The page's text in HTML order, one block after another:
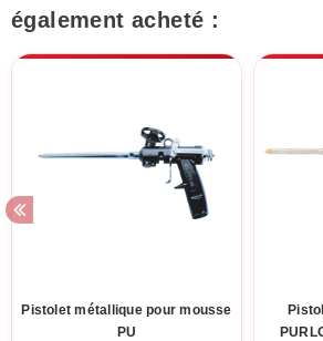
également acheté :
Pistolet métallique pour mousse
PU